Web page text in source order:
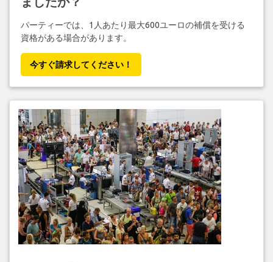
パーティーでは、1人あたり最大600ユーロの補償を受ける
資格がある場合があります。
今すぐ請求してください！